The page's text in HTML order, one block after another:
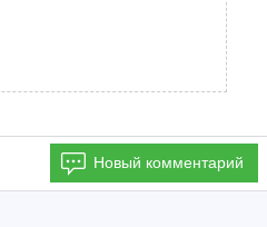
Новый комментарий